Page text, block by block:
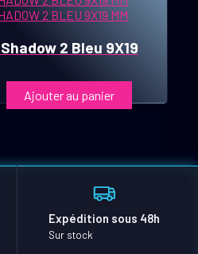
2 Bleu 9X19
Ajouter au panier
Expédition sous 48h
Sur stock